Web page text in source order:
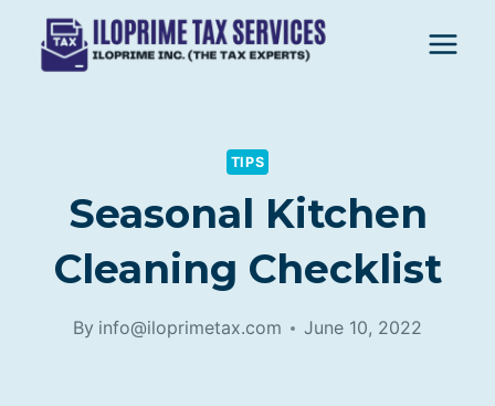
content
TIPS
Seasonal Kitchen
Cleaning Checklist
By info@iloprimetax.com June 10, 2022